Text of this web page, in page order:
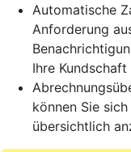
Automatische
Anforderung
Ihre
können Sie
übersichtlich